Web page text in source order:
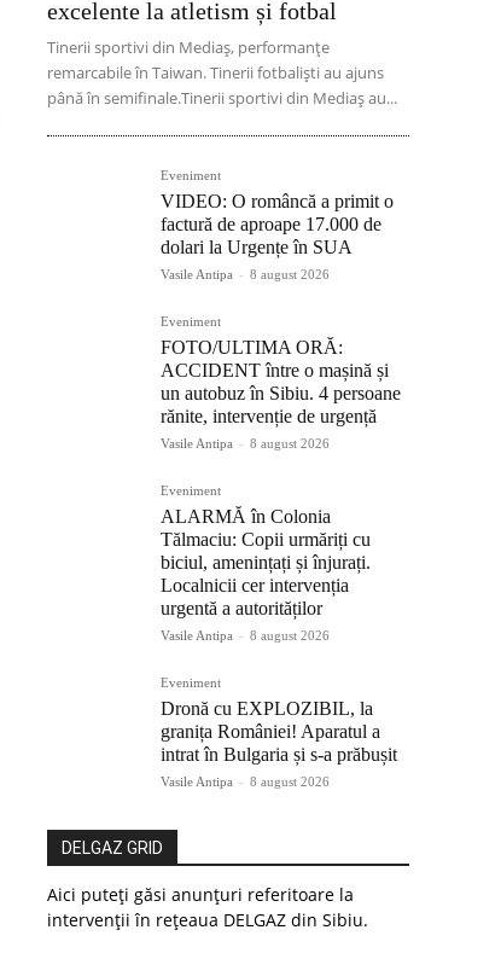
excelente la atletism și fotbal
Tinerii sportivi din Mediaș, performanțe
remarcabile în Taiwan. Tinerii fotbaliști au ajuns
până în semifinale.Tinerii sportivi din Mediaș au...
Eveniment
VIDEO: O româncă a primit o
factură de aproape 17.000 de
dolari la Urgențe în SUA
Vasile Antipa - 8 august 2026
Eveniment
FOTO/ULTIMA ORĂ:
ACCIDENT între o mașină și
un autobuz în Sibiu. 4 persoane
rănite, intervenție de urgență
Vasile Antipa - 8 august 2026
Eveniment
ALARMĂ în Colonia
Tălmaciu: Copii urmăriți cu
biciul, amenințați și înjurați.
Localnicii cer intervenția
urgentă a autorităților
Vasile Antipa - 8 august 2026
Eveniment
Dronă cu EXPLOZIBIL, la
granița României! Aparatul a
intrat în Bulgaria și s-a prăbușit
Vasile Antipa - 8 august 2026
DELGAZ GRID
Aici puteți găsi anunțuri referitoare la
intervenții în rețeaua DELGAZ din Sibiu.